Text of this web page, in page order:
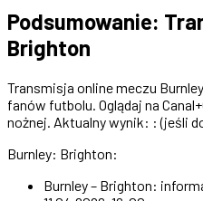
Podsumowanie:
Brighton
Transmisja online meczu
fanów futbolu. Oglądaj na
nożnej. Aktualny wynik: : (jeśli
Burnley: Brighton:
Burnley – Brighton: